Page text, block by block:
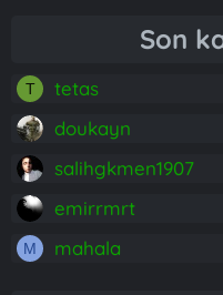
Son
T tetas
doukayn
salihgkmen1907
emirrmrt
M mahala